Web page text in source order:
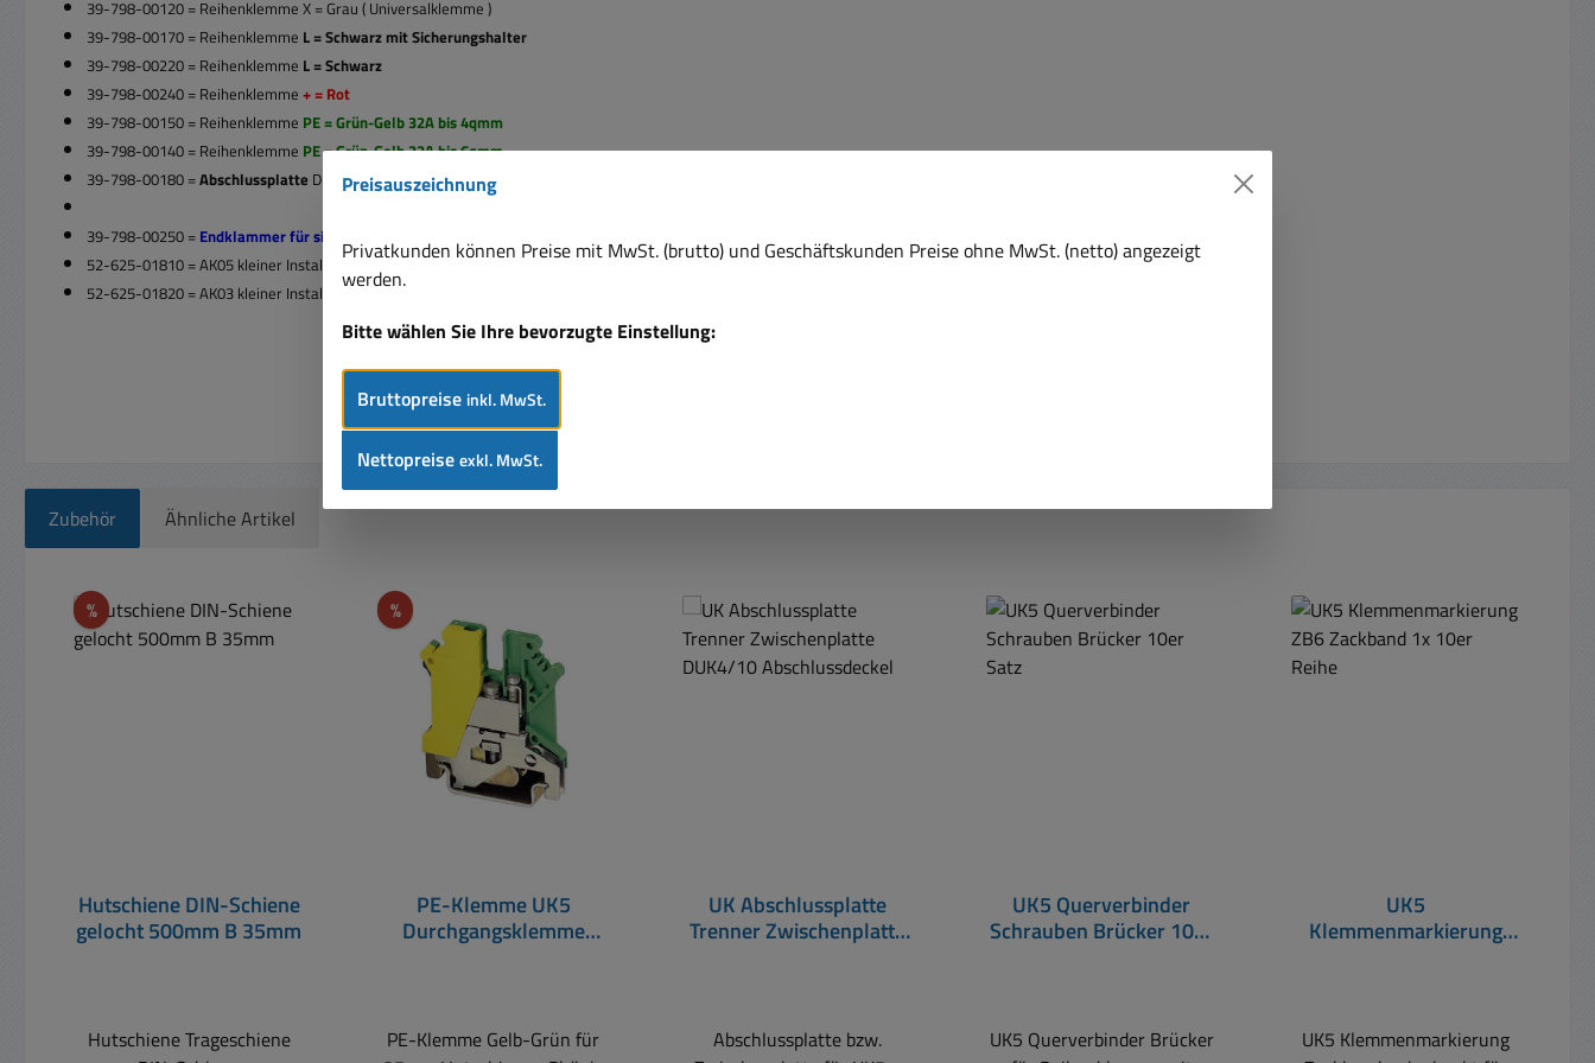
39-798-00120 = Reihenklemme X = Grau ( Universalklemme )
39-798-00170 = Reihenklemme L = Schwarz mit Sicherungshalter
39-798-00220 = Reihenklemme L = Schwarz
39-798-00240 = Reihenklemme + = Rot
39-798-00150 = Reihenklemme PE = Grün-Gelb 32A bis 4qmm
39-798-00140 = Reihenklemme PE = Grün-Gelb32A bis 6qmm
39-798-00180 =Abschlussplatte D-UK4/10 für UK5 Klemme
39-798-00250 = Endklammer für sicheren Halt auf der Hutschiene
52-625-01810 = AK05 kleiner Installationsverteiler
52-625-01820 = AK03 kleiner Installationsverteiler
Zubehör Ähnliche Artikel
Produktgalerie überspringen
%Rabatt
Hutschiene DIN-Schiene
gelocht 500mm B 35mm
Hutschiene Trageschiene
%Rabatt
PE-Klemme UK5
Durchgangsklemme
PE-Klemme Gelb-Grün für
UK Abschlussplatte
Trenner Zwischenplatte
Abschlussplatte bzw.
UK5 Querverbinder
Schrauben Brücker 10er
UK5 Querverbinder Brücker
UK5
Klemmenmarkierung
UK5 Klemmenmarkierung
Preisauszeichnung
Privatkunden können Preise mit MwSt. (brutto) und Geschäftskunden Preise ohne MwSt. (netto) angezeigt
werden.
Bitte wählen Sie Ihre bevorzugte Einstellung:
Bruttopreise inkl. MwSt.
Nettopreiseexkl. MwSt.